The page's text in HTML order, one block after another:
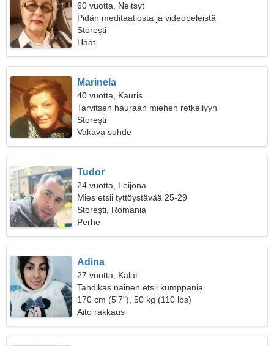
60 vuotta, Neitsyt
Pidän meditaatiosta ja videopeleistä
Storeşti
Häät
Marinela
40 vuotta, Kauris
Tarvitsen hauraan miehen retkeilyyn
Storeşti
Vakava suhde
Tudor
24 vuotta, Leijona
Mies etsii tyttöystävää 25-29
Storeşti, Romania
Perhe
Adina
27 vuotta, Kalat
Tahdikas nainen etsii kumppania
170 cm (5'7"), 50 kg (110 lbs)
Aito rakkaus